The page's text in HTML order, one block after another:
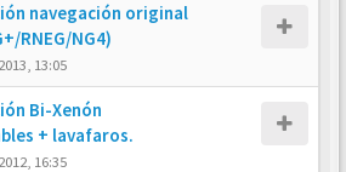
navegación original
RNEG/NG4)
13:05
Bi-Xenón
+ lavafaros.
16:35